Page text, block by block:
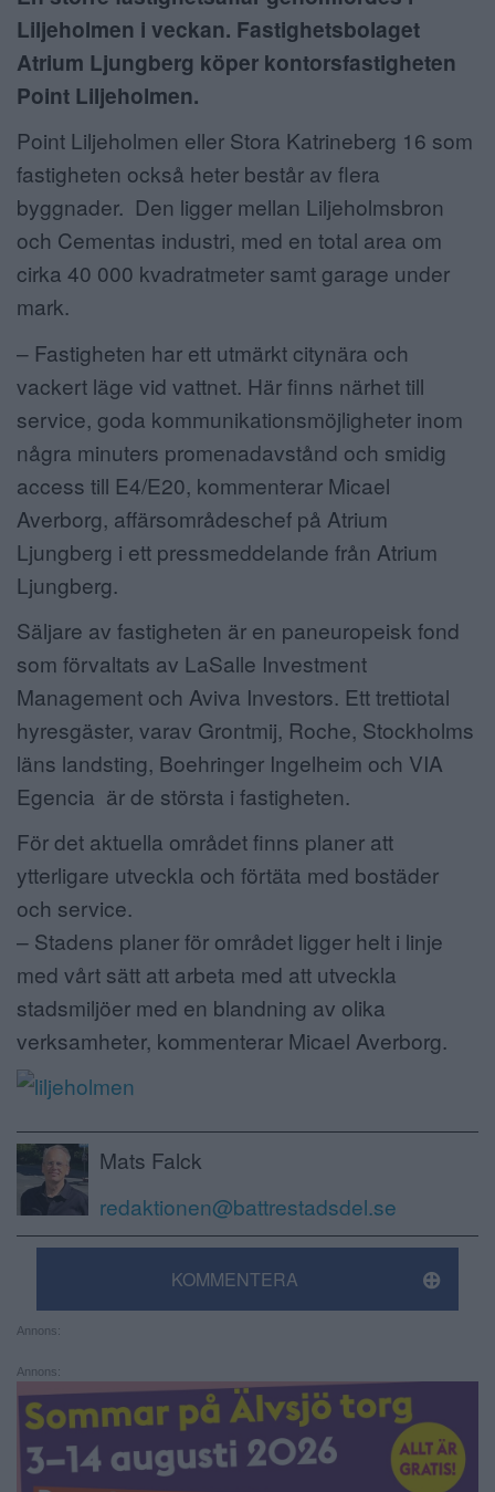
ANNONSERA
NÄRINGSLIV
MER
Liljeholmen i veckan. Fastighetsbolaget
Atrium Ljungberg köper kontorsfastigheten
Point Liljeholmen.
Point Liljeholmen eller Stora Katrineberg 16 som
fastigheten också heter består av flera
byggnader. Den ligger mellan Liljeholmsbron
och Cementas industri, med en total area om
cirka 40 000 kvadratmeter samt garage under
mark.
– Fastigheten har ett utmärkt citynära och
vackert läge vid vattnet. Här finns närhet till
service, goda kommunikationsmöjligheter inom
några minuters promenadavstånd och smidig
access till E4/E20, kommenterar Micael
Averborg, affärsområdeschef på Atrium
Ljungberg i ett pressmeddelande från Atrium
Ljungberg.
Säljare av fastigheten är en paneuropeisk fond
som förvaltats av LaSalle Investment
Management och Aviva Investors. Ett trettiotal
hyresgäster, varav Grontmij, Roche, Stockholms
läns landsting, Boehringer Ingelheim och VIA
Egencia är de största i fastigheten.
För det aktuella området finns planer att
ytterligare utveckla och förtäta med bostäder
och service.
– Stadens planer för området ligger helt i linje
med vårt sätt att arbeta med att utveckla
stadsmiljöer med en blandning av olika
verksamheter, kommenterar Micael Averborg.
Mats Falck
redaktionen@battrestadsdel.se
KOMMENTERA
Annons:
Annons: